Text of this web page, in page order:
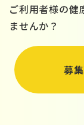
ご利用者様の健
ませんか？
募